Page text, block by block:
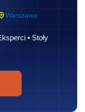
Warszawa
• Stoły